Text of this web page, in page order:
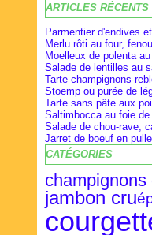
Février(9)
Janvier(8)
Février(16)
Janvier(18)
Avril(28)
Mars(27)
ARTICLES RÉCENTS
Parmentier d'endives
Merlu rôti au four,
Moelleux de polenta
Salade de lentilles au
Tarte champignons-
Stoemp ou purée de
Tarte sans pâte aux
Saltimbocca au foie de
Salade de chou-rave,
Jarret de boeuf en
CATÉGORIES
champignons
jambon cru